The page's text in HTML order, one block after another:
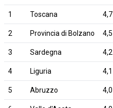
1 Toscana 4,7
2 Provincia di Bolzano 4,5
3 Sardegna 4,2
4 Liguria 4,1
5 Abruzzo 4,0